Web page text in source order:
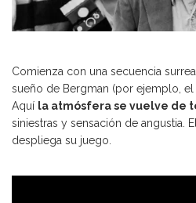
Comienza con una secuencia
sueño de Bergman (por ejemplo,
Aquí la atmósfera se vuelve de
siniestras y sensación de angustia.
despliega su juego.